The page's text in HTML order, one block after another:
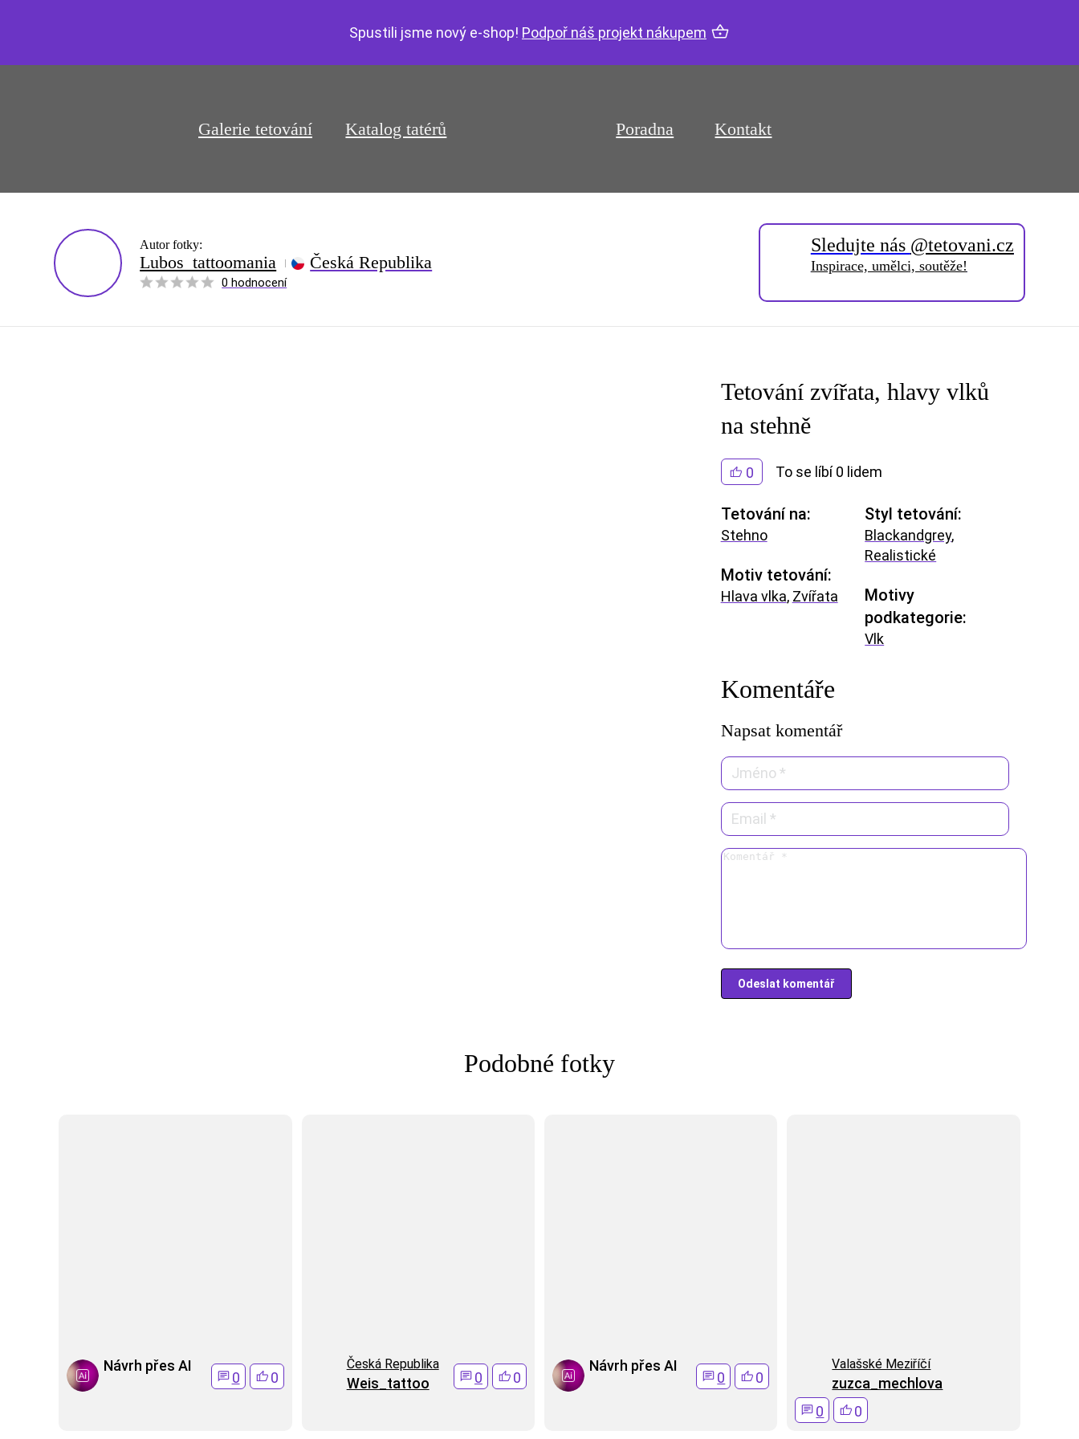
Spustili jsme nový e-shop! Podpoř náš projekt nákupem
Galerie tetování Katalog tatérů Poradna Kontakt
Autor fotky:
Lubos_tattoomania Česká Republika
0 hodnocení
Sledujte nás @tetovani.cz
Inspirace, umělci, soutěže!
Tetování zvířata, hlavy vlků
na stehně
0 To se líbí 0 lidem
Tetování na:
Stehno
Motiv tetování:
Hlava vlka, Zvířata
Styl tetování:
Blackandgrey,
Realistické
Motivy
podkategorie:
Vlk
Komentáře
Napsat komentář
Podobné fotky
Návrh přes AI
0 0
Česká Republika
Weis_tattoo 0 0
Návrh přes AI
0 0
Valašské Meziříčí
zuzca_mechlova
0
0